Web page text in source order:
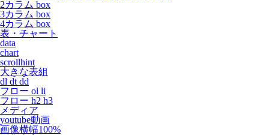
2カラム box
3カラム box
4カラム box
表・チャート
data
chart
scrollhint
大きな表組
dl dt dd
フロー ol li
フロー h2 h3
メディア
youtube動画
画像横幅100%